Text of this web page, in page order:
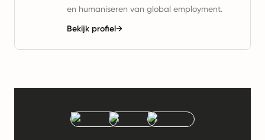
en humaniseren van global employment.
Bekijk profiel→